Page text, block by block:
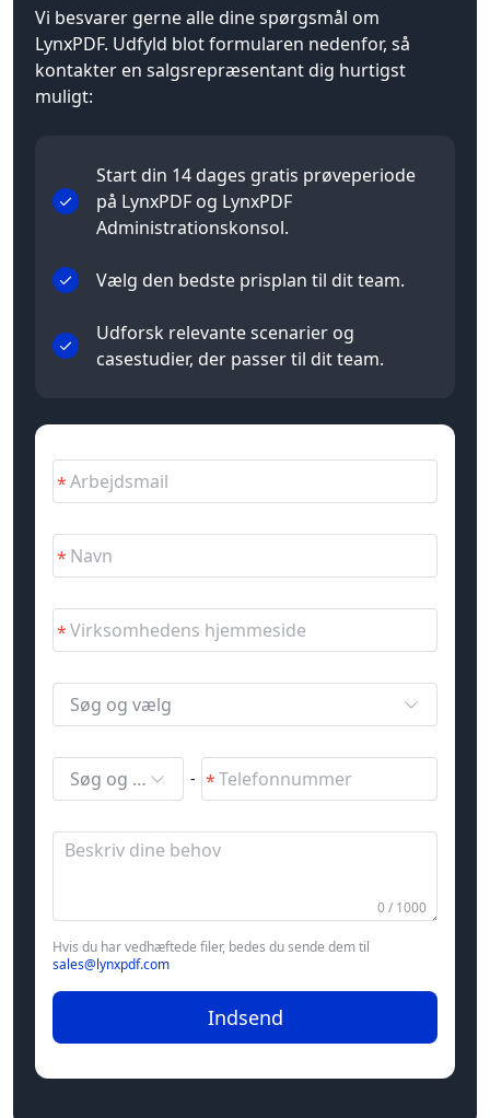
Vi besvarer gerne alle dine spørgsmål om
LynxPDF. Udfyld blot formularen nedenfor, så
kontakter en salgsrepræsentant dig hurtigst
muligt:
Start din 14 dages gratis prøveperiode
på LynxPDF og LynxPDF
Administrationskonsol.
Vælg den bedste prisplan til dit team.
Udforsk relevante scenarier og
casestudier, der passer til dit team.
Søg og vælg
Søg og vælg -
0 / 1000
Hvis du har vedhæftede filer, bedes du sende dem til
sales@lynxpdf.com
Indsend